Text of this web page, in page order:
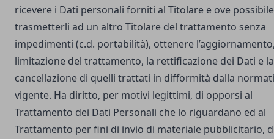
ricevere i Dati personali forniti al Titolare e ove possibile
trasmetterli ad un altro Titolare del trattamento senza
impedimenti (c.d. portabilità), ottenere
limitazione del trattamento, la rettificazione dei Dati e la
cancellazione di quelli trattati in difformità dalla
vigente. Ha diritto, per motivi legittimi, di opporsi al
Trattamento dei Dati Personali che lo riguardano ed al
Trattamento per fini di invio di materiale pubblicitario,